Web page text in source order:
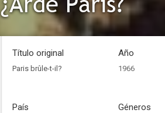
Título original
Paris brûle-t-il?
Año
1966
País Géneros